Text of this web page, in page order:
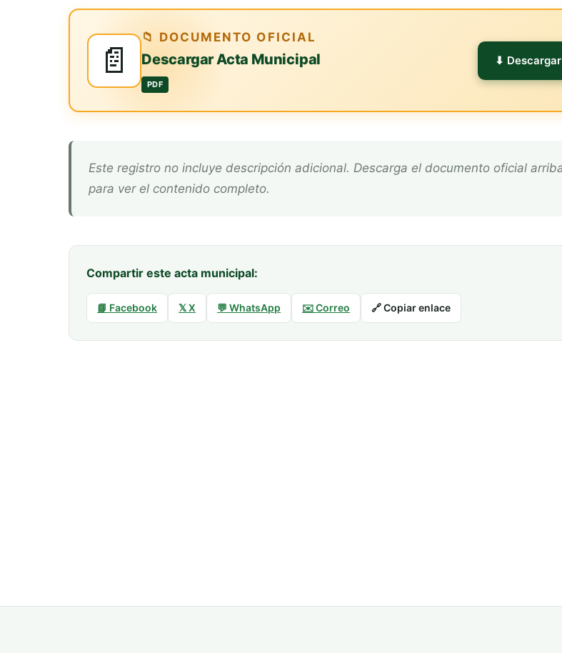
📄
📁 DOCUMENTO OFICIAL
Descargar Acta Municipal
PDF
⬇ Descargar
Este registro no incluye descripción adicional. Descarga el documento oficial arriba
para ver el contenido completo.
Compartir este acta municipal:
📘 Facebook 𝕏 X 💬 WhatsApp ✉️ Correo 🔗 Copiar enlace